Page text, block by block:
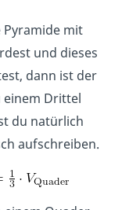
Pyramide mit
und dieses
dann ist der
einem Drittel
du natürlich
aufschreiben.